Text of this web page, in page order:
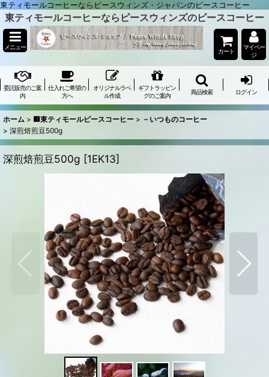
東ティモールコーヒーならピースウィンズ・ジャパンのピースコーヒー
東ティモールコーヒーならピースウィンズのピースコーヒー
メニュー
カート
マイペー
ジ
委託販売のご案
内
仕入れご希望の
方へ
オリジナルラベ
ル作成
ギフトラッピン
グのご案内
商品検索 ログイン
ホーム > 🟥東ティモールピースコーヒー > －いつものコーヒー
> 深煎焙煎豆500g
深煎焙煎豆500g [1EK13]